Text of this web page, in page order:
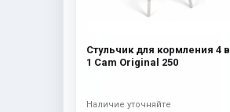
Стульчик для кормления 4 в
1 Cam Original 250
Наличие уточняйте